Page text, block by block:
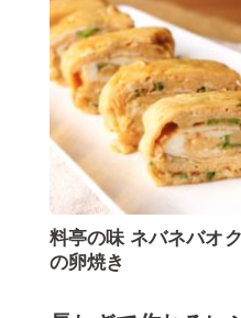
料亭の味 ネバネバオ
の卵焼き